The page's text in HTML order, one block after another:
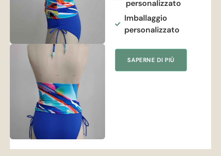
personalizzato
Imballaggio
personalizzato
SAPERNE DI PIÙ